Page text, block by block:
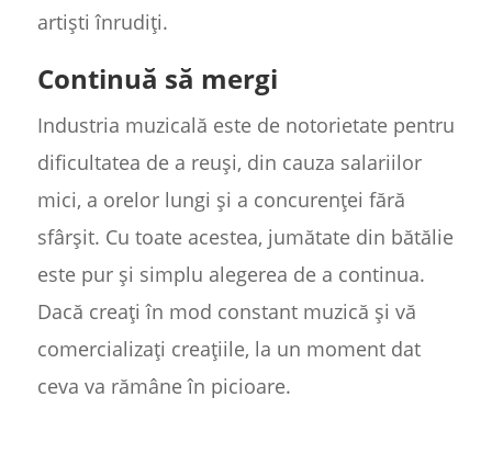
artiști înrudiți.
Continuă să mergi
Industria muzicală este de notorietate pentru
dificultatea de a reuși, din cauza salariilor
mici, a orelor lungi și a concurenței fără
sfârșit. Cu toate acestea, jumătate din bătălie
este pur și simplu alegerea de a continua.
Dacă creați în mod constant muzică și vă
comercializați creațiile, la un moment dat
ceva va rămâne în picioare.